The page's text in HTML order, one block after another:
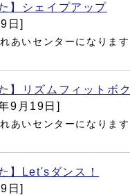
】シェイプアップ
日]
あいセンターになります
】リズムフィットボク
9月19日]
あいセンターになります
】Let'sダンス！
日]